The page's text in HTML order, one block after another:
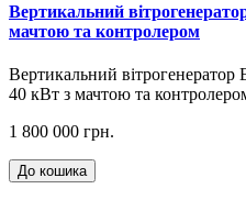
Вертикальний
мачтою та контролером
Вертикальний
40 кВт з мачтою та
1 800 000 грн.
До кошика